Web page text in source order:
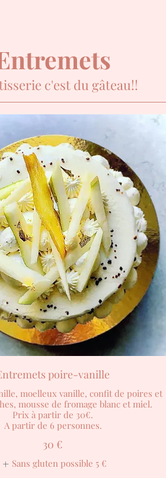
c'est du gâteau!!
poire-vanille
moelleux vanille, confit de poires et
mousse de fromage blanc et miel.
Prix à partir de 30€.
A partir de 6 personnes.
30 €
Sans gluten possible 5 €